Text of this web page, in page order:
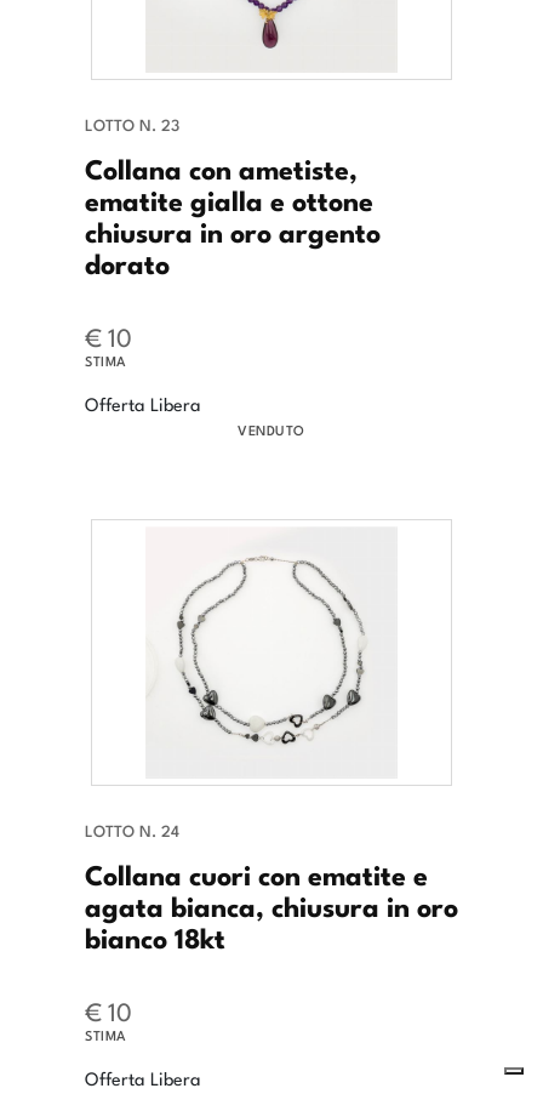
LOTTO N. 23
Collana con ametiste,
ematite gialla e ottone
chiusura in oro argento
dorato
€ 10
STIMA
Offerta Libera
VENDUTO
LOTTO N. 24
Collana cuori con ematite e
agata bianca, chiusura in oro
bianco 18kt
€ 10
STIMA
Offerta Libera